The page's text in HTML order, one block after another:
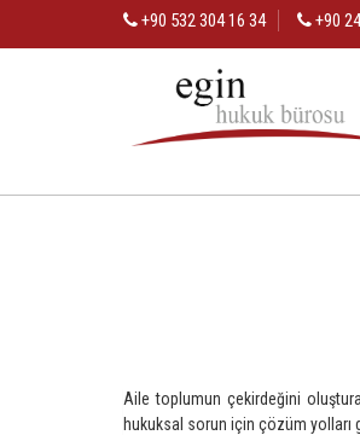
+90 532 304 16 34 +90
Aile toplumun çekirdeğini
hukuksal sorun için çözüm yolları